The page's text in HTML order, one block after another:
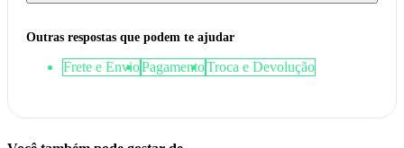
Outras respostas que podem te ajudar
Frete e EnvioPagamentoTroca e Devolução